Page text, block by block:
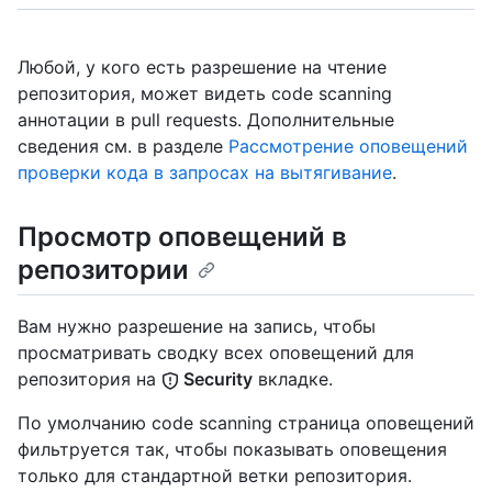
Любой, у кого есть разрешение на чтение
репозитория, может видеть code scanning
аннотации в pull requests. Дополнительные
сведения см. в разделе Рассмотрение оповещений
проверки кода в запросах на вытягивание.
Просмотр оповещений в
репозитории
Вам нужно разрешение на запись, чтобы
просматривать сводку всех оповещений для
репозитория на
Security вкладке.
По умолчанию code scanning страница оповещений
фильтруется так, чтобы показывать оповещения
только для стандартной ветки репозитория.